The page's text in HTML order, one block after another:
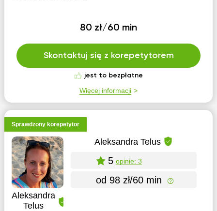
80 zł/60 min
Skontaktuj się z korepetytorem
jest to bezpłatne
Więcej informacji
Sprawdzony korepetytor
Aleksandra
Telus
Aleksandra Telus
5 opinie: 3
od 98 zł/60 min